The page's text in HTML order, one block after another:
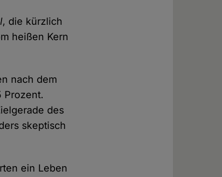
, die kürzlich
heißen Kern
nach dem
Prozent.
des
skeptisch
ein Leben